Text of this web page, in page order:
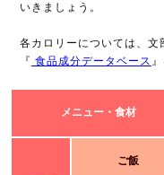
いきましょう。
各カロリーについては、文
『 食品成分データベース
メニュー・食材
ご飯